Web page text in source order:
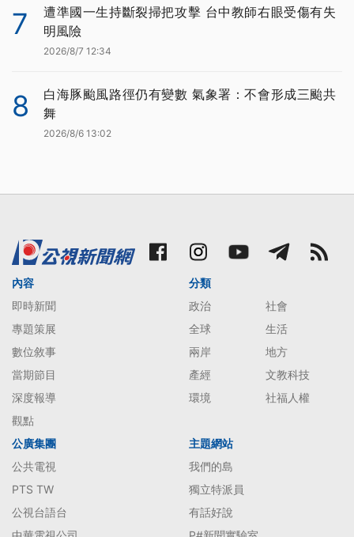
7
遭準國一生持斷裂掃把攻擊 台中教師右眼受傷有失
明風險
2026/8/7 12:34
8
白海豚颱風路徑仍有變數 氣象署：不會形成三颱共
舞
2026/8/6 13:02
內容
即時新聞
專題策展
數位敘事
當期節目
深度報導
觀點
分類
政治
社會
全球
生活
兩岸
地方
產經
文教科技
環境
社福人權
公廣集團
公共電視
PTS TW
公視台語台
主題網站
我們的島
獨立特派員
有話好說